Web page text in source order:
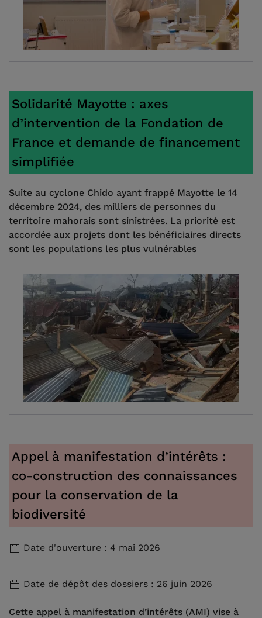
Solidarité Mayotte : axes
d’intervention de la Fondation de
France et demande de financement
simplifiée
Suite au cyclone Chido ayant frappé Mayotte le 14
décembre 2024, des milliers de personnes du
territoire mahorais sont sinistrées. La priorité est
accordée aux projets dont les bénéficiaires directs
sont les populations les plus vulnérables
Appel à manifestation d’intérêts :
co-construction des connaissances
pour la conservation de la
biodiversité
Date d'ouverture : 4 mai 2026
Date de dépôt des dossiers : 26 juin 2026
Cette appel à manifestation d’intérêts (AMI) vise à